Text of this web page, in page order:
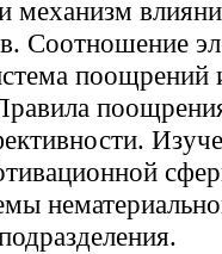
механизм
Соотношение
поощрений